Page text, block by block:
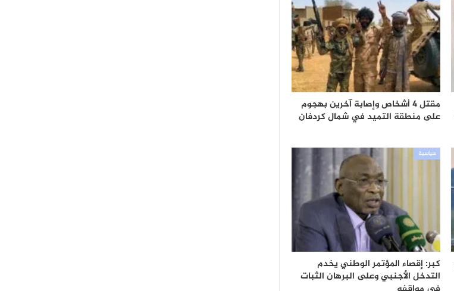
مقتل 4 أشخاص وإصابة آخرين بهجوم
على منطقة التميد في شمال كردفان
سياسية
كبر: إقصاء المؤتمر الوطني يخدم
التدخل الأجنبي وعلى البرهان الثبات